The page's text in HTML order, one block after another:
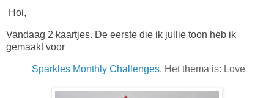
Hoi,
Vandaag 2 kaartjes. De eerste die ik jullie toon heb ik
gemaakt voor
Sparkles Monthly Challenges. Het thema is: Love